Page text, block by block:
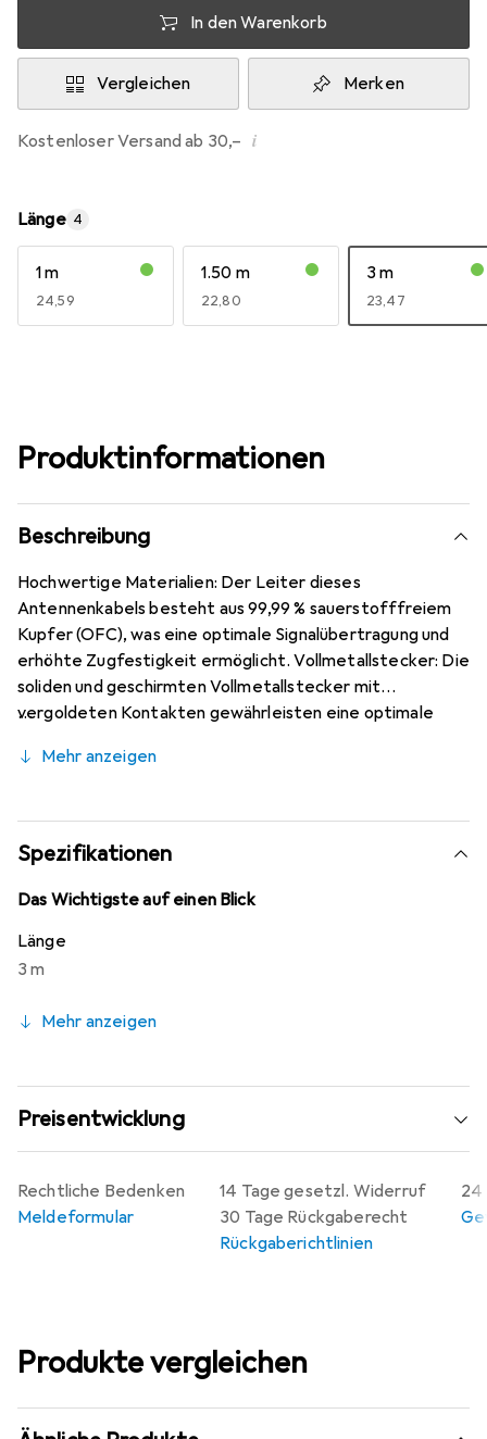
In den Warenkorb
Vergleichen Merken
Kostenloser Versand ab 30,– i
Länge 4
1 m
EUR
24,59
1.50 m
EUR
22,80
3 m
EUR
23,47
Produktinformationen
Beschreibung
Hochwertige Materialien: Der Leiter dieses
Antennenkabels besteht aus 99,99 % sauerstofffreiem
Kupfer (OFC), was eine optimale Signalübertragung und
erhöhte Zugfestigkeit ermöglicht. Vollmetallstecker: Die
soliden und geschirmten Vollmetallstecker mit
vergoldeten Kontakten gewährleisten eine optimale
Quad-Schirmung des RG6 Koaxialkabels (120 dB/75 Ohm)
während das Nylongeflecht dem Kabel ein ansprechendes
Aussehen verleiht. Hauptmerkmale: Kabellänge 3 m,
Stecker 1: 9,5 mm, Stecker 2: 9,5 mm, Stecker 1
Geschlecht: Männlich, Stecker 2 Geschlecht: Weiblich,
Gerade, Kontaktbeschichtung Stecker: Gold,
Produktfarbe: Weiss, Magnetisch geschirmt: Ja,
des Mantels: 8,5 mm, Leitermaterial: Kupfer,
Mehr anzeigen
Spezifikationen
Das Wichtigste auf einen Blick
Länge
3 m
Mehr anzeigen
Preisentwicklung
14 Tage gesetzl. Widerruf
30 Tage Rückgaberecht
Rückgaberichtlinien
24
Rechtliche Bedenken
Meldeformular
Produkte vergleichen